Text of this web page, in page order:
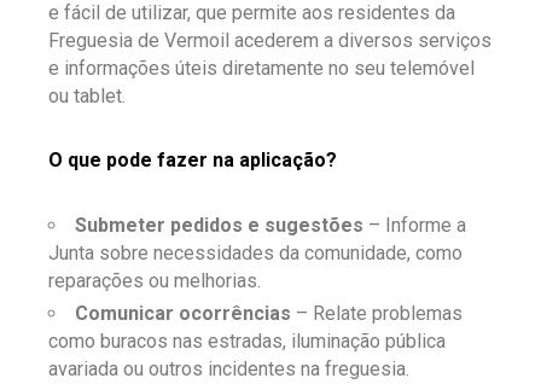
e fácil de utilizar, que permite aos residentes da
Freguesia de Vermoil acederem a diversos serviços
e informações úteis diretamente no seu telemóvel
ou tablet.
O que pode fazer na aplicação?
Submeter pedidos e sugestões – Informe a
Junta sobre necessidades da comunidade, como
reparações ou melhorias.
Comunicar ocorrências – Relate problemas
como buracos nas estradas, iluminação pública
avariada ou outros incidentes na freguesia.